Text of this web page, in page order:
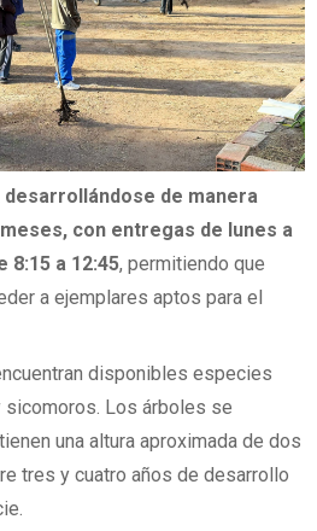
desarrollándose de manera
con entregas de lunes a
8:15 a 12:45, permitiendo que
a ejemplares aptos para el
disponibles especies
Los árboles se
una altura aproximada de dos
tres y cuatro años de desarrollo